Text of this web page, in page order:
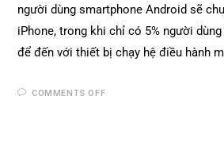
người dùng smartphone Android sẽ
iPhone, trong khi chỉ có 5% người
để đến với thiết bị chạy hệ điều hành
COMMENTS OFF